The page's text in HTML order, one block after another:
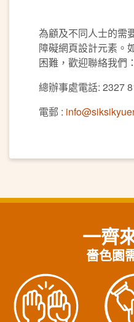
為顧及不同人士的需
障礙網頁設計元素
困難，歡迎聯絡我們：
總辦事處電話: 2327
電郵 :
一齊
嗇色園